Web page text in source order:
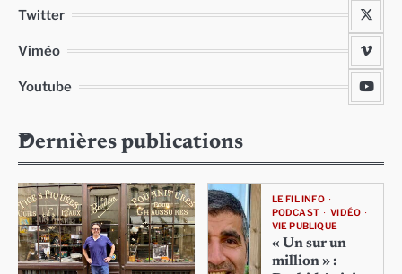
Twitter
Viméo
Youtube
Dernières publications
LE FIL INFO
PODCAST
VIDÉO
VIE PUBLIQUE
« Un sur un
million » :